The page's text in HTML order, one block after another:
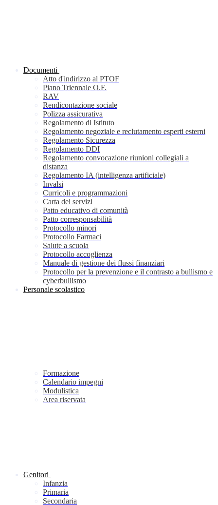
Documenti
Atto d'indirizzo al PTOF
Piano Triennale O.F.
RAV
Rendicontazione sociale
Polizza assicurativa
Regolamento di Istituto
Regolamento negoziale e reclutamento esperti esterni
Regolamento Sicurezza
Regolamento DDI
Regolamento convocazione riunioni collegiali a
distanza
Regolamento IA (intelligenza artificiale)
Invalsi
Curricoli e programmazioni
Carta dei servizi
Patto educativo di comunità
Patto corresponsabilità
Protocollo minori
Protocollo Farmaci
Salute a scuola
Protocollo accoglienza
Manuale di gestione dei flussi finanziari
Protocollo per la prevenzione e il contrasto a bullismo e
cyberbullismo
Personale scolastico
Formazione
Calendario impegni
Modulistica
Area riservata
Genitori
Infanzia
Primaria
Secondaria